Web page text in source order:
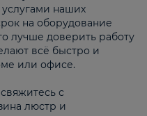
услугами наших
на оборудование
лучше доверить работу
всё быстро и
или офисе.
с
люстр и